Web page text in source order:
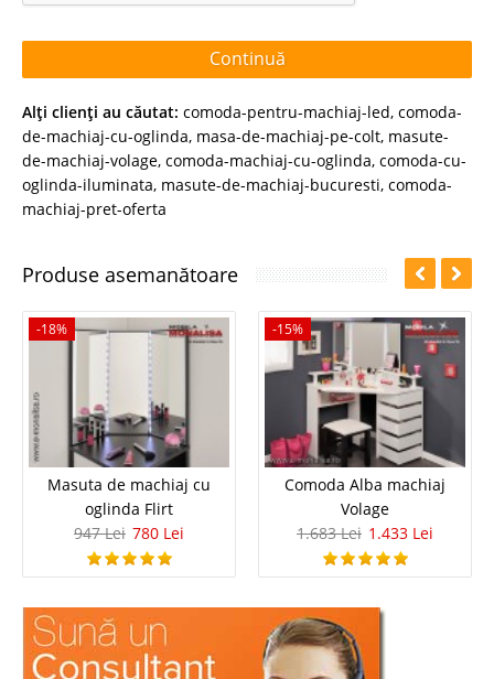
Continuă
Alţi clienţi au căutat: comoda-pentru-machiaj-led, comoda-
de-machiaj-cu-oglinda, masa-de-machiaj-pe-colt, masute-
de-machiaj-volage, comoda-machiaj-cu-oglinda, comoda-cu-
oglinda-iluminata, masute-de-machiaj-bucuresti, comoda-
machiaj-pret-oferta
Produse asemanătoare
-18%
Masuta de machiaj cu
oglinda Flirt
947 Lei 780 Lei
-15%
Comoda Alba machiaj
Volage
1.683 Lei 1.433 Lei